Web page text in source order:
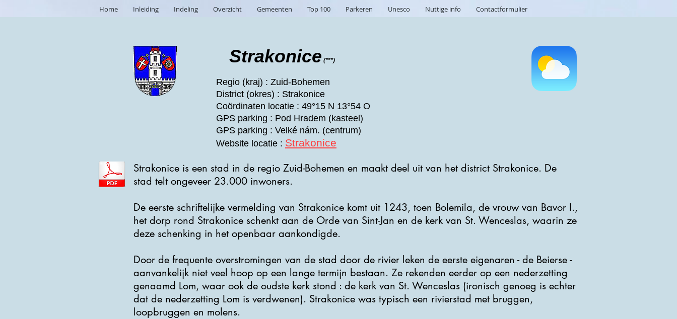
Home Inleiding Indeling Overzicht Gemeenten Top 100 Parkeren Unesco Nuttige info Contactformulier
Strakonice (***)
Regio (kraj) : Zuid-Bohemen
District (okres) : Strakonice
Coördinaten locatie : 49°15 N 13°54 O
GPS parking : Pod Hradem (kasteel)
GPS parking : Velké nám. (centrum)
Website locatie : Strakonice
Strakonice is een stad in de regio Zuid-Bohemen en maakt deel uit van het district Strakonice. De
stad telt ongeveer 23.000 inwoners.
De eerste schriftelijke vermelding van Strakonice komt uit 1243, toen Bolemila, de vrouw van Bavor I.,
het dorp rond Strakonice schenkt aan de Orde van Sint-Jan en de kerk van St. Wenceslas, waarin ze
deze schenking in het openbaar aankondigde.
Door de frequente overstromingen van de stad door de rivier leken de eerste eigenaren - de Beierse -
aanvankelijk niet veel hoop op een lange termijn bestaan. Ze rekenden eerder op een nederzetting
genaamd Lom, waar ook de oudste kerk stond : de kerk van St. Wenceslas (ironisch genoeg is echter
dat de nederzetting Lom is verdwenen). Strakonice was typisch een rivierstad met bruggen,
loopbruggen en molens.